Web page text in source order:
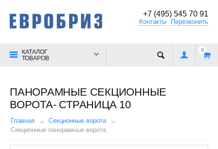
+7 (495) 545 70 91
Контакты Перезвонить
КАТАЛОГ
ТОВАРОВ
0
ПАНОРАМНЫЕ СЕКЦИОННЫЕ
ВОРОТА- СТРАНИЦА 10
Главная
Секционные ворота
Секционные панорамные ворота